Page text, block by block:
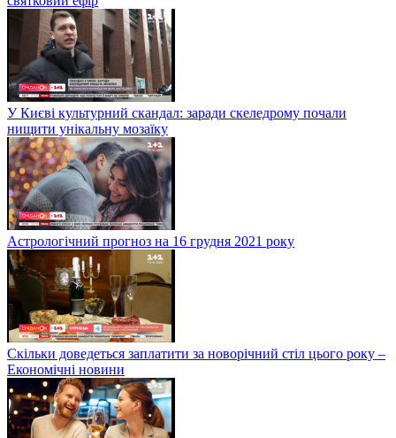
У Києві культурний скандал: заради скеледрому почали
нищити унікальну мозаїку
Астрологічний прогноз на 16 грудня 2021 року
Скільки доведеться заплатити за новорічний стіл цього року –
Економічні новини